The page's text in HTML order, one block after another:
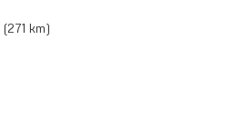
(271 km)